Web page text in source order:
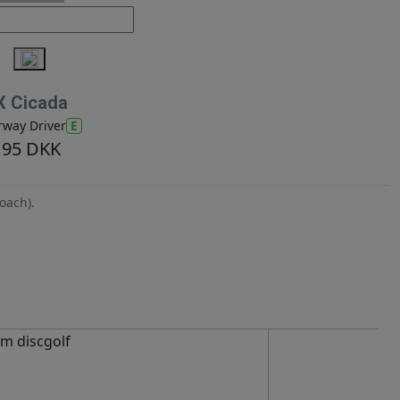
Cicada
Driver E
95 DKK